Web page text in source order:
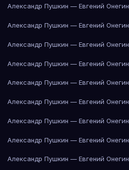
Александр Пушкин — Евгений Онегин
Александр Пушкин — Евгений Онегин
Александр Пушкин — Евгений Онегин
Александр Пушкин — Евгений Онегин
Александр Пушкин — Евгений Онегин
Александр Пушкин — Евгений Онегин
Александр Пушкин — Евгений Онегин
Александр Пушкин — Евгений Онегин
Александр Пушкин — Евгений Онегин